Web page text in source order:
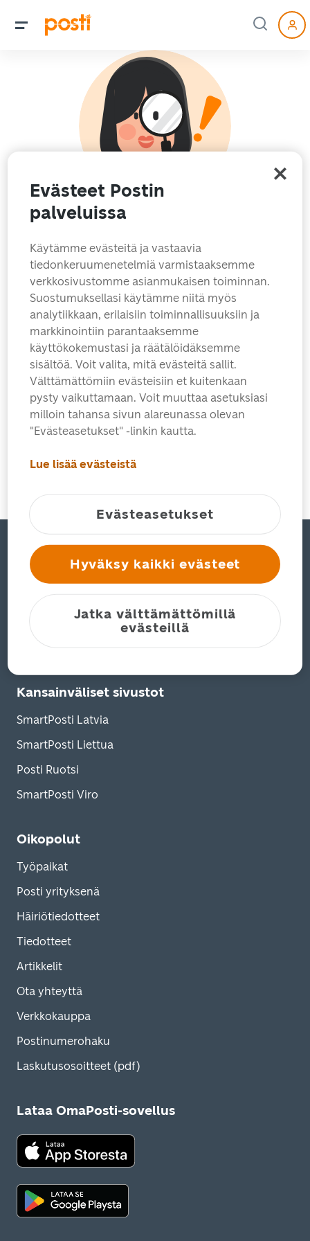
Hups! Hakemaasi sivua
ei löytynyt.
Etsitkö ehkä jotain näistä?
Lähetyksen seuranta
Postinumerohaku
Asiakastuki
Henkilöille
Seuraa meitä
Facebook
YouTube
Kansainväliset sivustot
SmartPosti Latvia
SmartPosti Liettua
Posti Ruotsi
SmartPosti Viro
Oikopolut
Työpaikat
Posti yrityksenä
Häiriötiedotteet
Tiedotteet
Artikkelit
Ota yhteyttä
Verkkokauppa
Postinumerohaku
Laskutusosoitteet (pdf)
Lataa OmaPosti-sovellus
Evästeet Postin
palveluissa
Käytämme evästeitä ja vastaavia
tiedonkeruumenetelmiä varmistaaksemme
verkkosivustomme asianmukaisen toiminnan.
Suostumuksellasi käytämme niitä myös
analytiikkaan, erilaisiin toiminnallisuuksiin ja
markkinointiin parantaaksemme
käyttökokemustasi ja räätälöidäksemme
sisältöä. Voit valita, mitä evästeitä sallit.
Välttämättömiin evästeisiin et kuitenkaan
pysty vaikuttamaan. Voit muuttaa asetuksiasi
milloin tahansa sivun alareunassa olevan
"Evästeasetukset" -linkin kautta.
Lue lisää evästeistä
Evästeasetukset
Jatka välttämättömillä
evästeillä
Hyväksy kaikki evästeet